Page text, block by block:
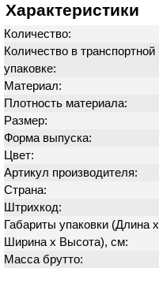
Характеристики
Количество:
Количество в транспортной
упаковке:
Материал:
Плотность материала:
Размер:
Форма выпуска:
Цвет:
Артикул производителя:
Страна:
Штрихкод:
Габариты упаковки (Длина х
Ширина х Высота), см:
Масса брутто: